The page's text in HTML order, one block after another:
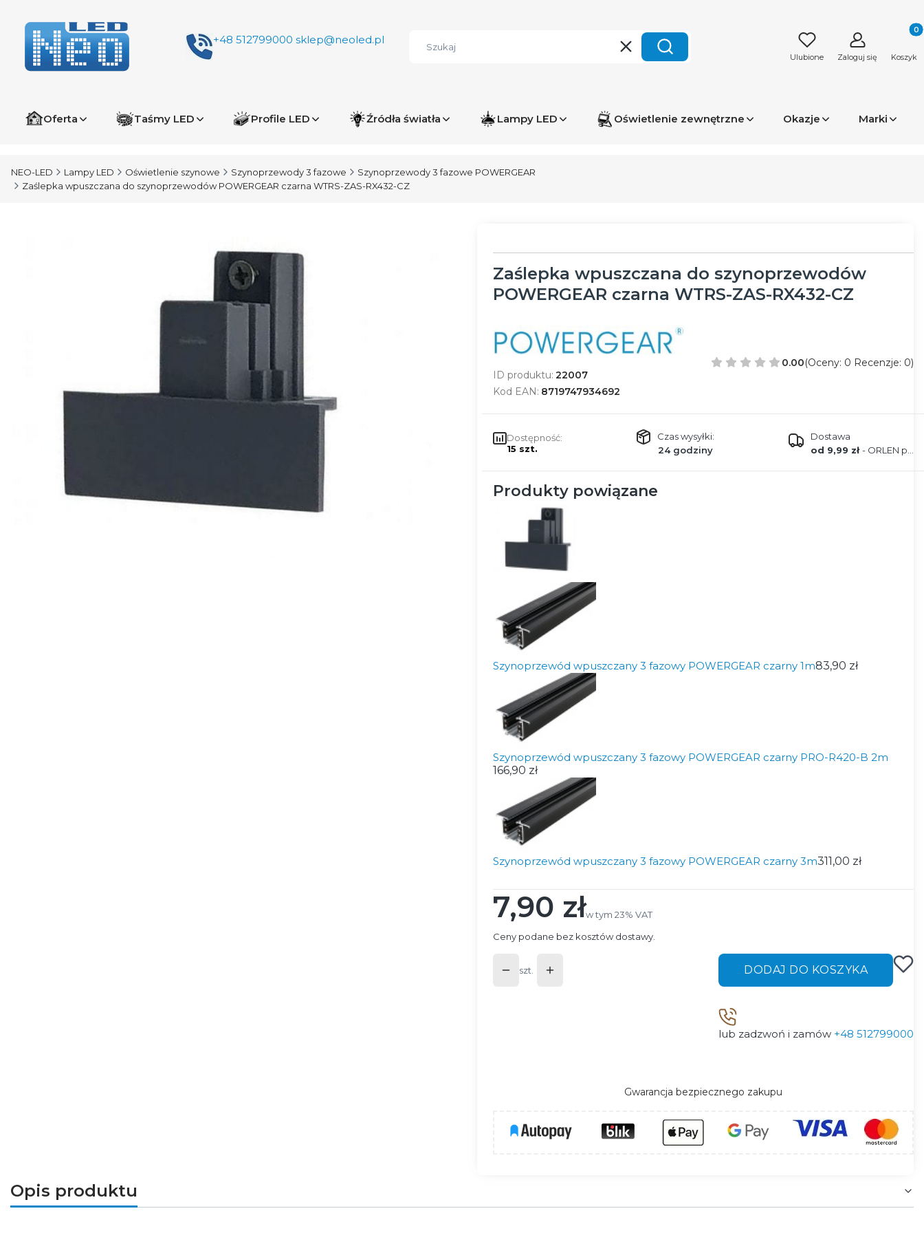
+48 512799000 sklep@neoled.pl
WyczyśćSzukaj Ulubione Zaloguj się Koszyk
Oferta Taśmy LED Profile LED Źródła światła Lampy LED Oświetlenie zewnętrzne Okazje Marki
NEO-LED Lampy LED Oświetlenie szynowe Szynoprzewody 3 fazowe
Szynoprzewody 3 fazowe POWERGEAR
Zaślepka wpuszczana do szynoprzewodów POWERGEAR czarna WTRS-ZAS-RX432-CZ
Zaślepka wpuszczana do szynoprzewodów
POWERGEAR czarna WTRS-ZAS-RX432-CZ
ID produktu: 22007
Kod EAN: 8719747934692
0.00(Oceny: 0 Recenzje: 0)
Dostępność:
15 szt.
Czas wysyłki:
24 godziny
Dostawa
od 9,99 zł- ORLEN paczka
Produkty powiązane
Szynoprzewód wpuszczany 3 fazowy POWERGEAR czarny 1m83,90 zł
Szynoprzewód wpuszczany 3 fazowy POWERGEAR czarny PRO-R420-B 2m
166,90 zł
Szynoprzewód wpuszczany 3 fazowy POWERGEAR czarny 3m311,00 zł
Cena
7,90 złw tym 23% VAT
w tym 23% VAT
Ceny podane bez kosztów dostawy.
szt. DODAJ DO KOSZYKA
lub zadzwoń i zamów +48 512799000
Gwarancja bezpiecznego zakupu
Opis produktu